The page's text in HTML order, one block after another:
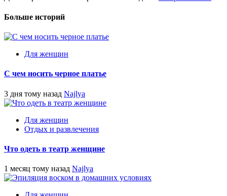
Больше историй
Для женщин
С чем носить черное платье
3 дня тому назад Najlya
Для женщин
Отдых и развлечения
Что одеть в театр женщине
1 месяц тому назад Najlya